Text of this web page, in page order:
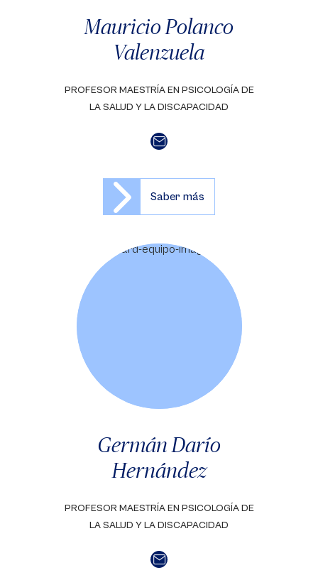
Mauricio Polanco
Valenzuela
PROFESOR MAESTRÍA EN PSICOLOGÍA DE
LA SALUD Y LA DISCAPACIDAD
Saber más
Germán Darío
Hernández
PROFESOR MAESTRÍA EN PSICOLOGÍA DE
LA SALUD Y LA DISCAPACIDAD